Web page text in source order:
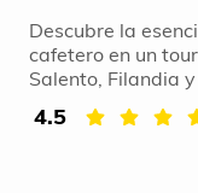
Descubre la
cafetero en un
Salento, Filandia
4.5